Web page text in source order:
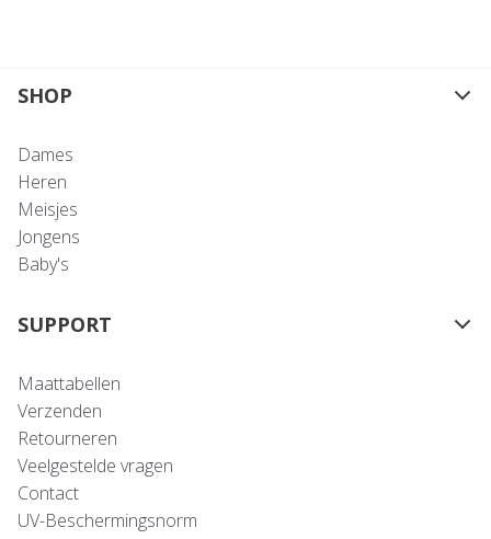
SHOP
Dames
Heren
Meisjes
Jongens
Baby's
SUPPORT
Maattabellen
Verzenden
Retourneren
Veelgestelde vragen
Contact
UV-Beschermingsnorm